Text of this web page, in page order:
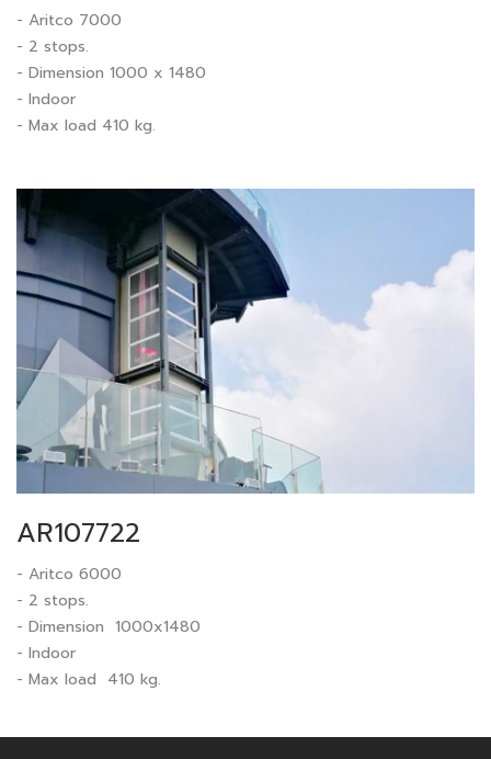
- Aritco 7000
- 2 stops.
- Dimension 1000 x 1480
- Indoor
- Max load 410 kg.
AR107722
- Aritco 6000
- 2 stops.
- Dimension 1000x1480
- Indoor
- Max load 410 kg.